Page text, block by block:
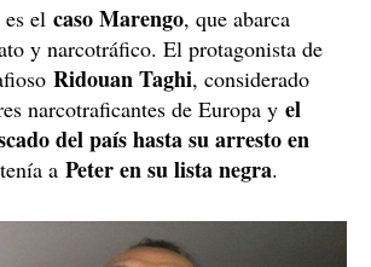
el caso Marengo, que abarca
y narcotráfico. El protagonista de
Ridouan Taghi, considerado
narcotraficantes de Europa y el
del país hasta su arresto en
a Peter en su lista negra.